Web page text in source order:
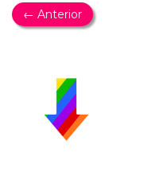
← Anterior